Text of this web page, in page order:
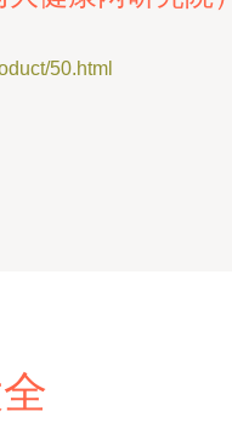
50.html